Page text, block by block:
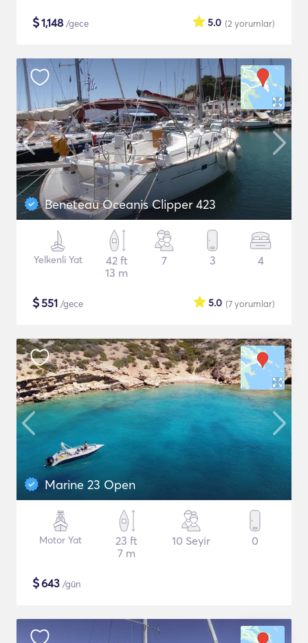
$1,148 /gece (2 yorumlar)
5.0
Beneteau Oceanis Clipper 423
Yelkenli Yat
42 ft
13 m
7 3 4
$551 /gece (7yorumlar)
5.0
Marine 23 Open
Motor Yat
23 ft
7 m
10 Seyir 0
$643 /gün